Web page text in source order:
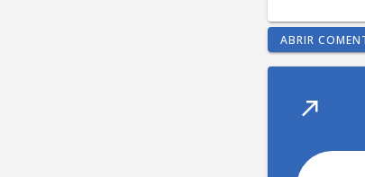
ABRIR